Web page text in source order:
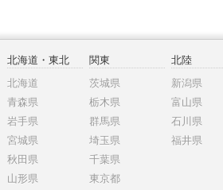
北海道・東北
北海道
青森県
岩手県
宮城県
秋田県
山形県
関東
茨城県
栃木県
群馬県
埼玉県
千葉県
東京都
北陸
新潟県
富山県
石川県
福井県